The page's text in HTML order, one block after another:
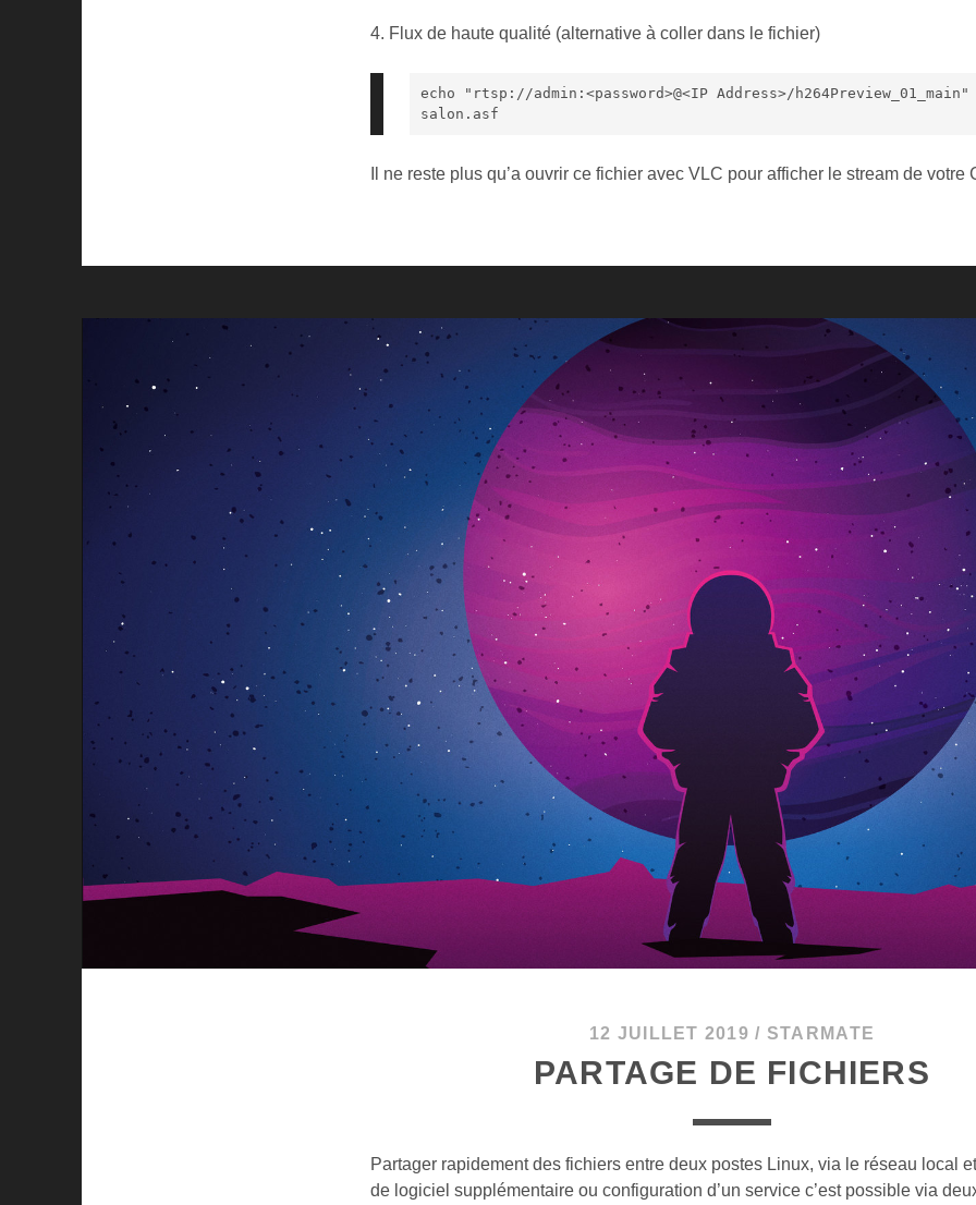
4. Flux de haute qualité (alternative à coller dans le fichier)
echo "rtsp://admin:<password>@<IP Address>/h264Preview_01_main"
salon.asf
Il ne reste plus qu’a ouvrir ce fichier avec VLC pour afficher le stream de votre
12 JUILLET 2019 / STARMATE
PARTAGE DE FICHIERS
Partager rapidement des fichiers entre deux postes Linux, via le réseau local
de logiciel supplémentaire ou configuration d’un service c’est possible via